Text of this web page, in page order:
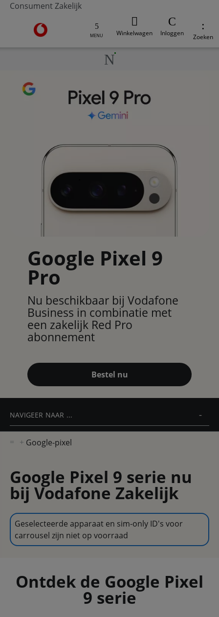
Consument Zakelijk
Ga naar de Vodafone homepage
MENU Winkelwagen Inloggen Zoeken
Google Pixel 9
Pro
Nu beschikbaar bij Vodafone
Business in combinatie met
een zakelijk Red Pro
abonnement
Bestel nu
NAVIGEER NAAR ...
Google-pixel
Google Pixel 9 serie nu
bij Vodafone Zakelijk
Geselecteerde apparaat en sim-only ID's voor
carrousel zijn niet op voorraad
Ontdek de Google Pixel
9 serie